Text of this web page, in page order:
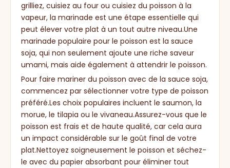
grilliez, cuisiez au four ou cuisiez du poisson à la
vapeur, la marinade est une étape essentielle qui
peut élever votre plat à un tout autre niveau.Une
marinade populaire pour le poisson est la sauce
soja, qui non seulement ajoute une riche saveur
umami, mais aide également à attendrir le poisson.
Pour faire mariner du poisson avec de la sauce soja,
commencez par sélectionner votre type de poisson
préféré.Les choix populaires incluent le saumon, la
morue, le tilapia ou le vivaneau.Assurez-vous que le
poisson est frais et de haute qualité, car cela aura
un impact considérable sur le goût final de votre
plat.Nettoyez soigneusement le poisson et séchez-
le avec du papier absorbant pour éliminer tout